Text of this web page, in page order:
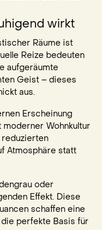
wirkt
Räume ist
Reize bedeuten
aufgeräumte
Geist – dieses
aus.
Erscheinung
Wohnkultur
Atmosphäre statt
oder
Effekt. Diese
schaffen eine
perfekte Basis für